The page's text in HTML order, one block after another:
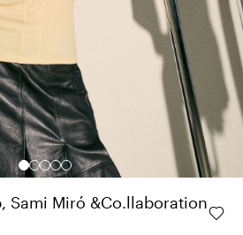
Sami Miró &Co.llaboration